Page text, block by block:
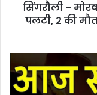
सिंगरौली -
पलटी, 2 की